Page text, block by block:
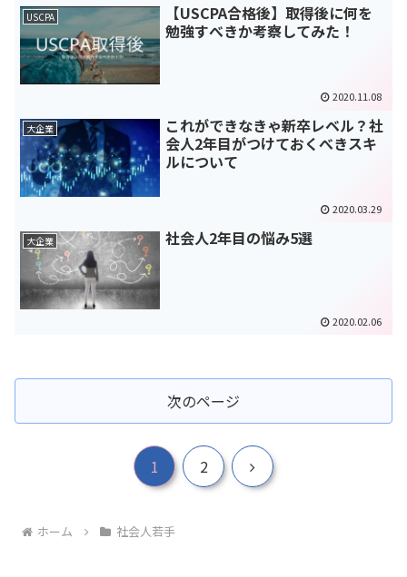
USCPA
【USCPA合格後】取得後に何を
勉強すべきか考察してみた！
2020.11.08
大企業
これができなきゃ新卒レベル？社
会人2年目がつけておくべきスキ
ルについて
2020.03.29
大企業 社会人2年目の悩み5選
2020.02.06
次のページ
1 2
次
ホーム 社会人若手